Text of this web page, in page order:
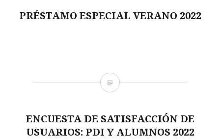
PRÉSTAMO ESPECIAL VERANO 2022
ENCUESTA DE SATISFACCIÓN DE
USUARIOS: PDI Y ALUMNOS 2022